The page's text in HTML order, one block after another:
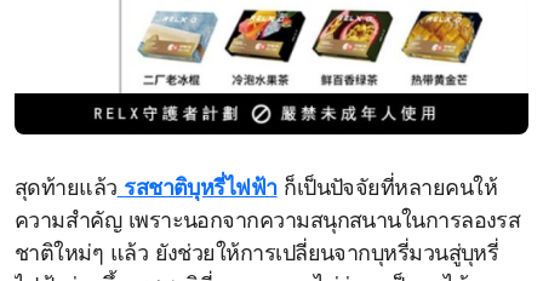
สุดท้ายแล้ว รสชาติบุหรี่ไฟฟ้าก็เป็นปัจจัยที่หลายคนให้
ความสำคัญ เพราะนอกจากความสนุกสนานในการลองรส
ชาติใหม่ๆ แล้ว ยังช่วยให้การเปลี่ยนจากบุหรี่มวนสู่บุหรี่